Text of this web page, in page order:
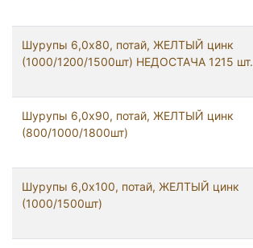
Шурупы 6,0x80, потай, ЖЕЛТЫЙ цинк
(1000/1200/1500шт) НЕДОСТАЧА 1215 шт.
Шурупы 6,0x90, потай, ЖЕЛТЫЙ цинк
(800/1000/1800шт)
Шурупы 6,0х100, потай, ЖЕЛТЫЙ цинк
(1000/1500шт)